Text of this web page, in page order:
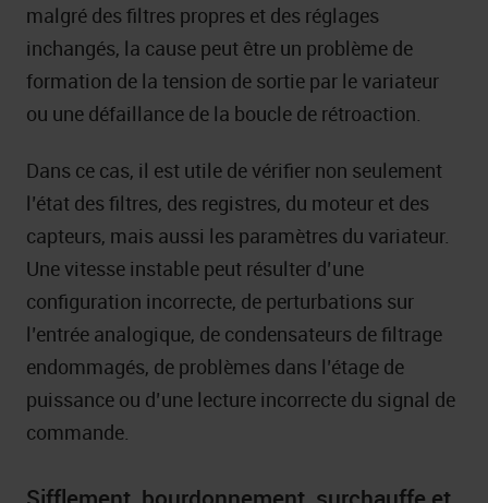
malgré des filtres propres et des réglages
inchangés, la cause peut être un problème de
formation de la tension de sortie par le variateur
ou une défaillance de la boucle de rétroaction.
Dans ce cas, il est utile de vérifier non seulement
l’état des filtres, des registres, du moteur et des
capteurs, mais aussi les paramètres du variateur.
Une vitesse instable peut résulter d’une
configuration incorrecte, de perturbations sur
l’entrée analogique, de condensateurs de filtrage
endommagés, de problèmes dans l’étage de
puissance ou d’une lecture incorrecte du signal de
commande.